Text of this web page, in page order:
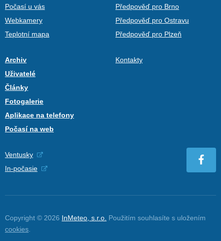
Počasí u vás
Webkamery
Teplotní mapa
Předpověď pro Brno
Předpověď pro Ostravu
Předpověď pro Plzeň
Archiv
Uživatelé
Články
Fotogalerie
Aplikace na telefony
Počasí na web
Kontakty
Ventusky
In-počasie
Copyright © 2026 InMeteo, s.r.o. Použitím souhlasíte s uložením
cookies